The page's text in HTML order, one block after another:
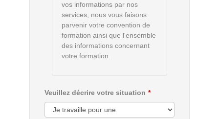
vos informations par nos
services, nous vous faisons
parvenir votre convention de
formation ainsi que l'ensemble
des informations concernant
votre formation.
Veuillez décrire votre situation